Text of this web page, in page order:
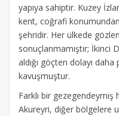
yapıya sahiptir. Kuzey
kent, coğrafi
şehridir. Her ülkede
sonuçlanmamıştır; İkinci
aldığı göçten dolayı
kavuşmuştur.
Farklı bir gezegendeymiş
Akureyri, diğer bölgelere